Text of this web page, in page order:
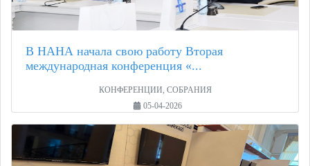
В НАНА начала свою работу Вторая
международная конференция «...
КОНФЕРЕНЦИИ, СОБРАНИЯ
05-04-2026